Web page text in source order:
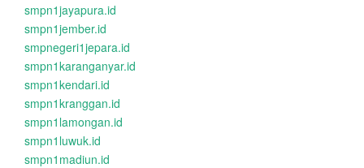
smpn1jayapura.id
smpn1jember.id
smpnegeri1jepara.id
smpn1karanganyar.id
smpn1kendari.id
smpn1kranggan.id
smpn1lamongan.id
smpn1luwuk.id
smpn1madiun.id